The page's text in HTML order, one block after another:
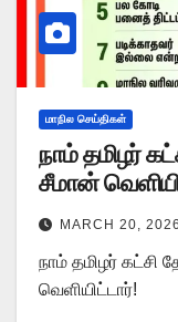
மாநில செய்திகள்
நாம் தமிழர்
சீமான்
MARCH 20, 2026
நாம் தமிழர்
வெளியிட்டார்!